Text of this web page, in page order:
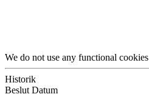
We do not use any functional cookies
Historik
Beslut Datum